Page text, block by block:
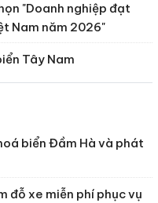
"Doanh nghiệp đạt
Nam năm 2026"
Tây Nam
biển Đầm Hà và phát
đỗ xe miễn phí phục vụ